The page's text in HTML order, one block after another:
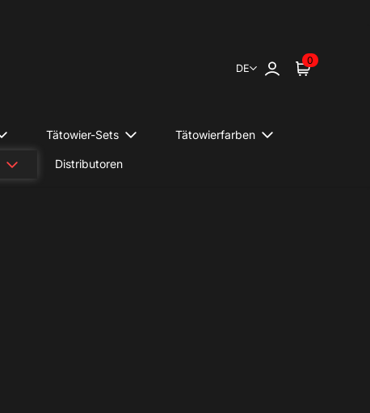
DE Anmelden
0
Wagen
Tätowier-Sets Tätowierfarben
Distributoren